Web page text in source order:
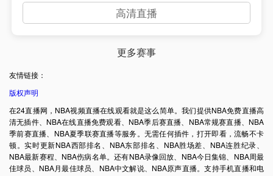
高清直播
更多赛事
友情链接：
版权声明
在24直播网，NBA视频直播在线观看就是这么简单。我们提供NBA免费直播高
清无插件、NBA在线直播免费观看、NBA季后赛直播、NBA常规赛直播、NBA
季前赛直播、NBA夏季联赛直播等服务。无需任何插件，打开即看，流畅不卡
顿。实时更新NBA西部排名、NBA东部排名、NBA胜场差、NBA连胜纪录、
NBA最新赛程、NBA伤病名单。还有NBA录像回放、NBA今日集锦、NBA周最
佳球员、NBA月最佳球员、NBA中文解说、NBA原声直播。支持手机直播和电